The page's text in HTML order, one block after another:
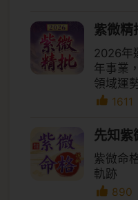
紫微精
2026年
年事業
領域運
1611
先知紫
紫微命
軌跡
890